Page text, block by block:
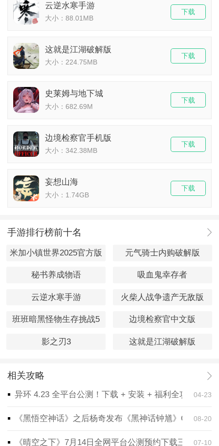
云逆水寒手游
大小：88.01MB
下载
这就是江湖破解版
大小：224.75MB
下载
史莱姆与地下城
大小：682.69M
下载
边境检察官手机版
大小：342.38MB
下载
妄想山海
大小：1.74GB
下载
手游排行榜前十名
米加小镇世界2025官方版 元气骑士内购破解版
秘书养成物语 吸血鬼幸存者
云逆水寒手游 火柴人战争遗产无敌版
班班暗黑怪物生存挑战5 边境检察官中文版
影之刃3 这就是江湖破解版
相关攻略
异环 4.23 全平台公测！下载 + 安装 + 福利全攻略，一
04-23
《黑悟空神话》之后杨奇发布《黑神话钟馗》CG！预
08-20
《晴空之下》7月14日全网平台公测预约下载三端同步
07-10